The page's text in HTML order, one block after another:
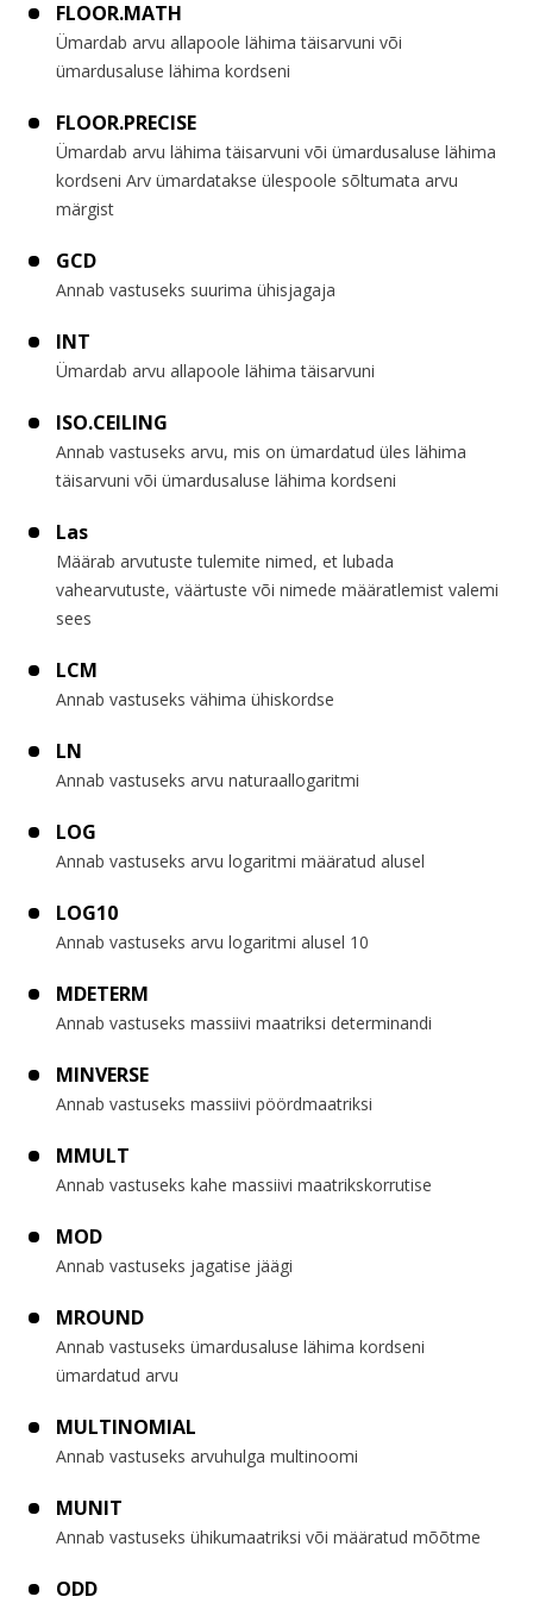
FLOOR.MATH
Ümardab arvu allapoole lähima täisarvuni või
ümardusaluse lähima kordseni
FLOOR.PRECISE
Ümardab arvu lähima täisarvuni või ümardusaluse lähima
kordseni Arv ümardatakse ülespoole sõltumata arvu
märgist
GCD
Annab vastuseks suurima ühisjagaja
INT
Ümardab arvu allapoole lähima täisarvuni
ISO.CEILING
Annab vastuseks arvu, mis on ümardatud üles lähima
täisarvuni või ümardusaluse lähima kordseni
Las
Määrab arvutuste tulemite nimed, et lubada
vahearvutuste, väärtuste või nimede määratlemist valemi
sees
LCM
Annab vastuseks vähima ühiskordse
LN
Annab vastuseks arvu naturaallogaritmi
LOG
Annab vastuseks arvu logaritmi määratud alusel
LOG10
Annab vastuseks arvu logaritmi alusel 10
MDETERM
Annab vastuseks massiivi maatriksi determinandi
MINVERSE
Annab vastuseks massiivi pöördmaatriksi
MMULT
Annab vastuseks kahe massiivi maatrikskorrutise
MOD
Annab vastuseks jagatise jäägi
MROUND
Annab vastuseks ümardusaluse lähima kordseni
ümardatud arvu
MULTINOMIAL
Annab vastuseks arvuhulga multinoomi
MUNIT
Annab vastuseks ühikumaatriksi või määratud mõõtme
ODD